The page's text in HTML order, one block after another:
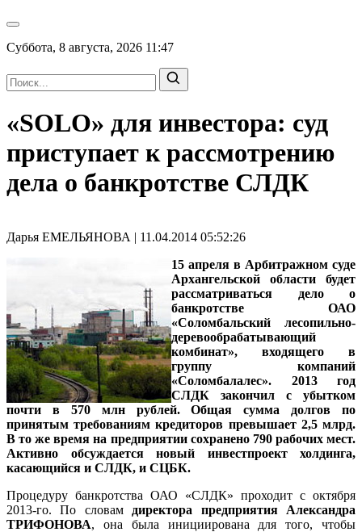
Суббота, 8 августа, 2026 11:47
«SOLO» для инвестора: суд
приступает к рассмотрению
дела о банкротстве СЛДК
Дарья ЕМЕЛЬЯНОВА | 11.04.2014 05:52:26
15 апреля в Арбитражном суде
Архангельской области будет
рассматриваться дело о
банкротстве ОАО
«Соломбальский лесопильно-
деревообрабатывающий
комбинат», входящего в
группу компаний
«Соломбалалес». 2013 год
СЛДК закончил с убытком
почти в 570 млн рублей. Общая сумма долгов по
принятым требованиям кредиторов превышает 2,5 млрд.
В то же время на предприятии сохранено 790 рабочих мест.
Активно обсуждается новый инвестпроект холдинга,
касающийся и СЛДК, и СЦБК.
Процедуру банкротства ОАО «СЛДК» проходит с октября
2013-го. По словамдиректора предприятия Александра
ТРИФОНОВА, она была инициирована для того, чтобы